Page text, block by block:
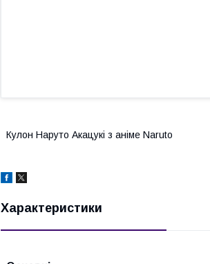
Кулон Наруто Акацукі з аніме Naruto
Характеристики